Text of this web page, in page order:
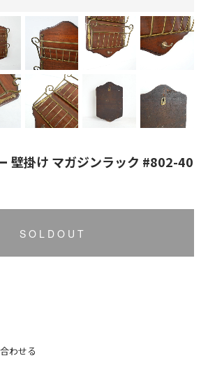
壁掛け マガジンラック #802-40
S O L D O U T
わせる